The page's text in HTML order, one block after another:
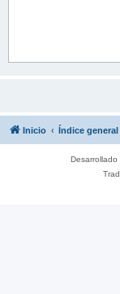
Inicio Índice general
Desarrollado